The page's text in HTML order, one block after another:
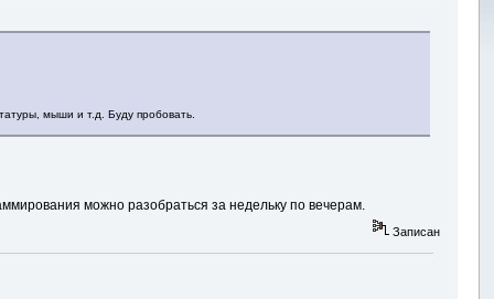
мыши и т.д. Буду пробовать.
можно разобраться за недельку по вечерам.
Записан